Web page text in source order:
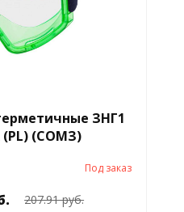
ЗНГ1
(PL) (СОМЗ)
Под заказ
207.91 руб.